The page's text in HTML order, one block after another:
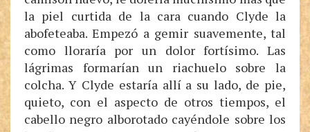
la piel curtida de la cara cuando Clyde la
abofeteaba. Empezó a gemir suavemente, tal
como lloraría por un dolor fortísimo. Las
lágrimas formarían un riachuelo sobre la
colcha. Y Clyde estaría allí a su lado, de pie,
quieto, con el aspecto de otros tiempos, el
cabello negro alborotado cayéndole sobre los